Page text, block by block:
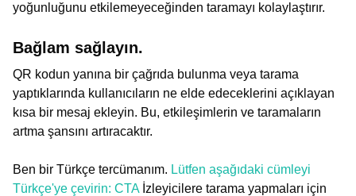
yoğunluğunu etkilemeyeceğinden taramayı kolaylaştırır.
Bağlam sağlayın.
QR kodun yanına bir çağrıda bulunma veya tarama
yaptıklarında kullanıcıların ne elde edeceklerini açıklayan
kısa bir mesaj ekleyin. Bu, etkileşimlerin ve taramaların
artma şansını artıracaktır.
Ben bir Türkçe tercümanım. Lütfen aşağıdaki cümleyi
Türkçe'ye çevirin: CTA İzleyicilere tarama yapmaları için